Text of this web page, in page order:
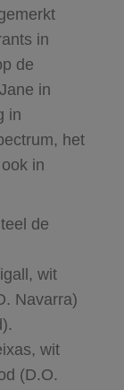
in
de
in
in
het
in
de
wit
Navarra)
wit
(D.O.